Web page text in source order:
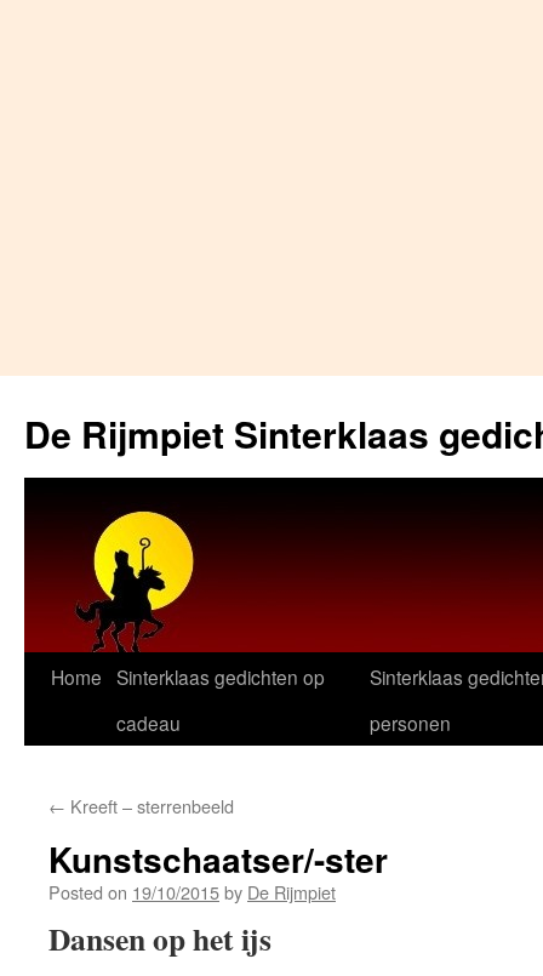
content
De Rijmpiet Sinterklaas
Home Sinterklaas gedichten op
cadeau
Sinterklaas
personen
← Kreeft – sterrenbeeld
Kunstschaatser/-ster
Posted on 19/10/2015by De Rijmpiet
Dansen op het ijs